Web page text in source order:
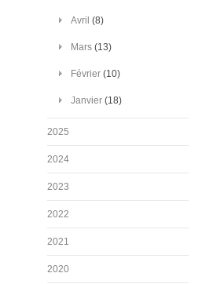
Avril (8)
Mars (13)
Février (10)
Janvier (18)
2025
2024
2023
2022
2021
2020